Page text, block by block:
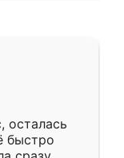
осталась
быстро